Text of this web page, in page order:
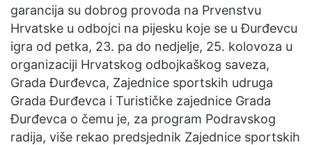
garancija su dobrog provoda na Prvenstvu
Hrvatske u odbojci na pijesku koje se u Đurđevcu
igra od petka, 23. pa do nedjelje, 25. kolovoza u
organizaciji Hrvatskog odbojkaškog saveza,
Grada Đurđevca, Zajednice sportskih udruga
Grada Đurđevca i Turističke zajednice Grada
Đurđevca o čemu je, za program Podravskog
radija, više rekao predsjednik Zajednice sportskih